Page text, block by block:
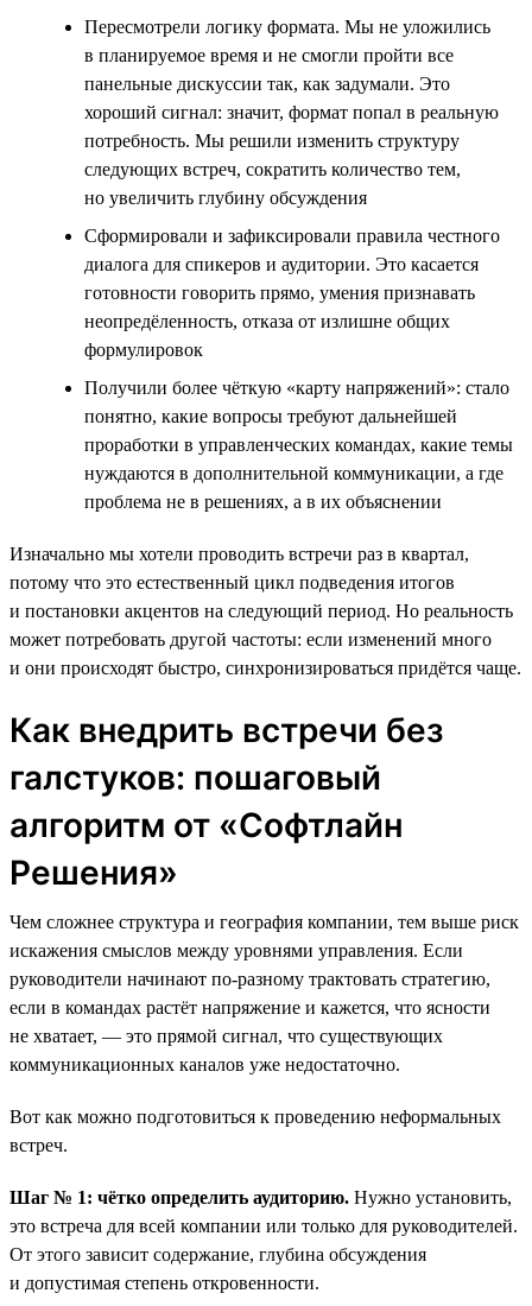
Пересмотрели логику формата. Мы не уложились
в планируемое время и не смогли пройти все
панельные дискуссии так, как задумали. Это
хороший сигнал: значит, формат попал в реальную
потребность. Мы решили изменить структуру
следующих встреч, сократить количество тем,
но увеличить глубину обсуждения
Сформировали и зафиксировали правила честного
диалога для спикеров и аудитории. Это касается
готовности говорить прямо, умения признавать
неопредёленность, отказа от излишне общих
формулировок
Получили более чёткую «карту напряжений»: стало
понятно, какие вопросы требуют дальнейшей
проработки в управленческих командах, какие темы
нуждаются в дополнительной коммуникации, а где
проблема не в решениях, а в их объяснении
Изначально мы хотели проводить встречи раз в квартал,
потому что это естественный цикл подведения итогов
и постановки акцентов на следующий период. Но реальность
может потребовать другой частоты: если изменений много
и они происходят быстро, синхронизироваться придётся чаще.
Как внедрить встречи без
галстуков: пошаговый
алгоритм от «Софтлайн
Решения»
Чем сложнее структура и география компании, тем выше риск
искажения смыслов между уровнями управления. Если
руководители начинают по-разному трактовать стратегию,
если в командах растёт напряжение и кажется, что ясности
не хватает, — это прямой сигнал, что существующих
коммуникационных каналов уже недостаточно.
Вот как можно подготовиться к проведению неформальных
встреч.
Шаг № 1: чётко определить аудиторию. Нужно установить,
это встреча для всей компании или только для руководителей.
От этого зависит содержание, глубина обсуждения
и допустимая степень откровенности.